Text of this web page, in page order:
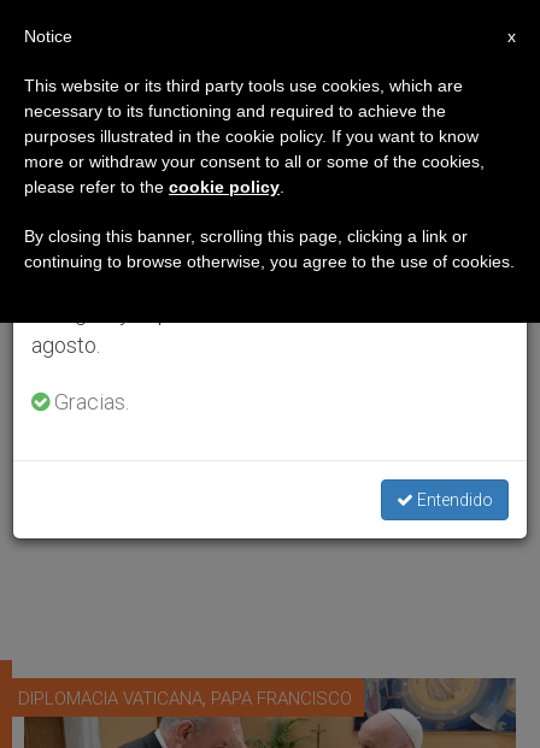
DIPLOMACIA VATICANA, PAPA FRANCISCO
×
Aviso importante
Del 27 de julio al 7 de agosto haremos la pausa
anual, aprovechando que en el periodo de verano
se generan menos informaciones y también el
agosto.
Gracias.
Entendido
x
Notice
This website or its third party tools use cookies, which are
necessary to its functioning and required to achieve the
purposes illustrated in the cookie policy. If you want to know
more or withdraw your consent to all or some of the cookies,
please refer to the cookie policy
By closing this banner, scrolling this page, clicking a link or
continuing to browse otherwise, you agree to the use of cookies.